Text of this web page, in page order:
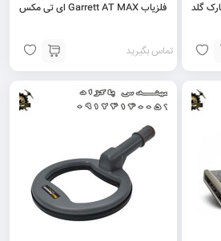
فلزیاب Garrett AT MAX ای تی مکس
تماس بگیرید